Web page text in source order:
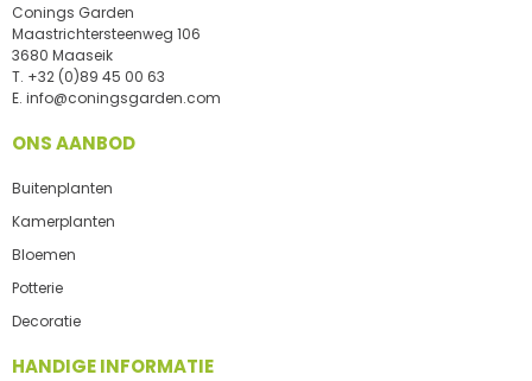
Conings Garden
Maastrichtersteenweg 106
3680 Maaseik
T. +32 (0)89 45 00 63
E. info@coningsgarden.com
ONS AANBOD
Buitenplanten
Kamerplanten
Bloemen
Potterie
Decoratie
HANDIGE INFORMATIE